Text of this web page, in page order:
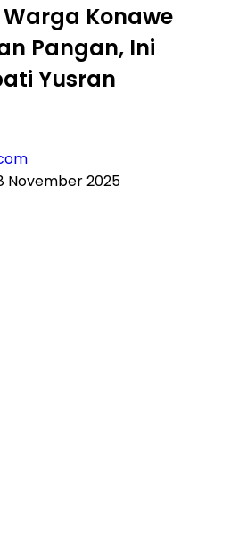
Konawe
Pangan, Ini
Yusran
November 2025